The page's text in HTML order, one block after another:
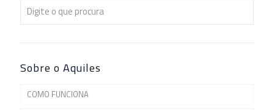
Sobre o Aquiles
COMO FUNCIONA